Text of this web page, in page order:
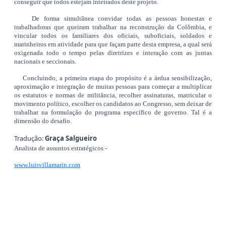
conseguir que todos estejam inteirados deste projeto.
De forma simultânea convidar todas as pessoas honestas e
trabalhadoras que queiram trabalhar na reconstrução da Colômbia, e
vincular todos os familiares dos oficiais, suboficiais, soldados e
marinheiros em atividade para que façam parte desta empresa, a qual será
oxigenada todo o tempo pelas diretrizes e interação com as juntas
nacionais e seccionais.
Concluindo, a primeira etapa do propósito é a árdua sensibilização,
aproximação e integração de muitas pessoas para começar a multiplicar
os estatutos e normas de militância, recolher assinaturas, matricular o
movimento político, escolher os candidatos ao Congresso, sem deixar de
trabalhar na formulação do programa específico de governo. Tal é a
dimensão do desafio.
Tradução:Graça Salgueiro
Analista de assuntos estratégicos -
www.luisvillamarin.com